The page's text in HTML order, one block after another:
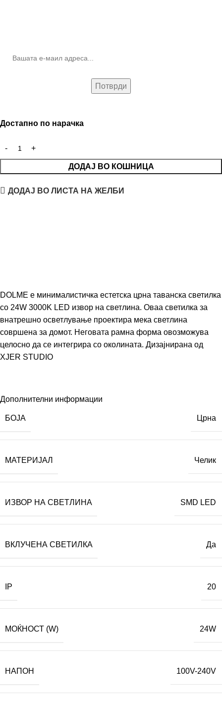
Достапно по нарачка
ДОДАЈ ВО КОШНИЦА
ДОДАЈ ВО ЛИСТА НА ЖЕЛБИ
DOLME е минималистичка естетска црна таванска светилка
со 24W 3000K LED извор на светлина. Оваа светилка за
внатрешно осветлување проектира мека светлина
совршена за домот. Неговата рамна форма овозможува
целосно да се интегрира со околината. Дизајнирана од
XJER STUDIO
Дополнителни информации
БОЈА Црна
МАТЕРИЈАЛ Челик
ИЗВОР НА СВЕТЛИНА SMD LED
ВКЛУЧЕНА СВЕТИЛКА Да
IP 20
МОЌНОСТ (W) 24W
НАПОН 100V-240V